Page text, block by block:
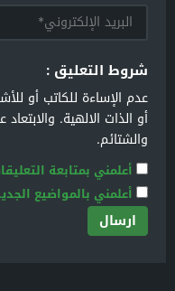
شروط التعليق :
عدم الإساءة للكاتب أو
أو الذات الالهية.
والشتائم.
أعلمني بمتابعة
أعلمني بالمواضيع